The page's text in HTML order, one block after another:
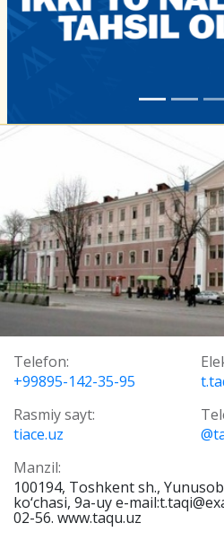
Telefon:
+99895-142-35-95
Rasmiy sayt:
tiace.uz
Manzil:
100194, Toshkent sh.,
ko‘chasi, 9a-uy e-
02-56. www.taqu.uz